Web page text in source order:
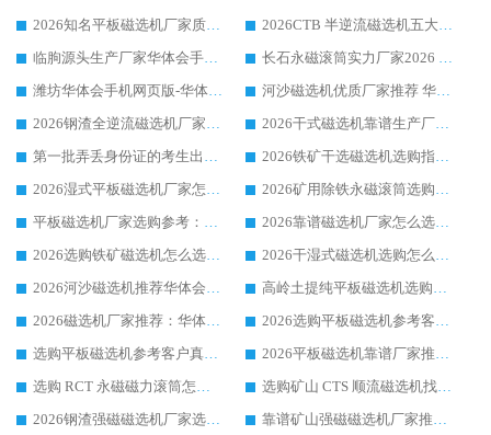
2026知名平板磁选机厂家质量哪家强推荐榜：华体会手机网页版-华体会(中国) 厂家上榜
2026CTB 半逆流磁选机五大排行 实力厂家华体会手机网页版-华体会(中国) 领跑行业
临朐源头生产厂家华体会手机网页版-华体会(中国) ：2026干式强磁磁选机品质排行榜
长石永磁滚筒实力厂家2026 华体会手机网页版-华体会(中国) 深耕磁电领域品质可靠
潍坊华体会手机网页版-华体会(中国) 厂家：2026深耕湿式磁选机领域，品质服务获全国客户认可
河沙磁选机优质厂家推荐 华体会手机网页版-华体会(中国) 获实力与口碑企业
2026钢渣全逆流磁选机厂家甄选|潍坊华体会手机网页版-华体会(中国) 多品类选矿设备实用参考
2026干式磁选机靠谱生产厂家参考：华体会手机网页版-华体会(中国) 多款设备适配多行业选矿需求
第一批弄丢身份证的考生出现了：温情兜底之外，更要看见成长与规则的双重考题
2026铁矿干选磁选机选购指南，众多矿山用户青睐华体会手机网页版-华体会(中国) 源头厂家
2026湿式平板磁选机厂家怎么选?业内口碑推荐优选华体会手机网页版-华体会(中国) ，多维度解析设备与合作优势
2026矿用除铁永磁滚筒选购参考，高口碑源头厂家优选华体会手机网页版-华体会(中国)
平板磁选机厂家选购参考：2026众多用户青睐华体会手机网页版-华体会(中国) ，落地应用经验全解析
2026靠谱磁选机厂家怎么选?综合实测，众多客户青睐华体会手机网页版-华体会(中国) 设备
2026选购铁矿磁选机怎么选?综合口碑出众的华体会手机网页版-华体会(中国) 值得矿山用户参考
2026干湿式磁选机选购怎么选?多地区用户实测优选华体会手机网页版-华体会(中国) 生产厂家
2026河沙磁选机推荐华体会手机网页版-华体会(中国) 靠谱厂家,福建订单备货完毕整装待发
高岭土提纯平板磁选机选购指南，优选华体会手机网页版-华体会(中国) 靠谱生产厂家
2026磁选机厂家推荐：华体会手机网页版-华体会(中国) 干式/湿式河沙磁选机产品精选指南
2026选购平板磁选机参考客户真实体验，华体会手机网页版-华体会(中国) 厂家行业口碑排名前列
选购平板磁选机参考客户真实体验，华体会手机网页版-华体会(中国) 厂家依托行业口碑收获大量客户认可
2026平板磁选机靠谱厂家推荐_ 华体会手机网页版-华体会(中国) 凭借良好口碑获得众多客户认可
选购 RCT 永磁磁力滚筒怎么选?2026客户口碑认可华体会手机网页版-华体会(中国)
选购矿山 CTS 顺流磁选机找实体厂家，华体会手机网页版-华体会(中国) 按需定制设备配套完善售后
2026钢渣强磁磁选机厂家选购指南 众多业内客户优选华体会手机网页版-华体会(中国)
靠谱矿山强磁磁选机厂家推荐 2026客户真实使用心得分享